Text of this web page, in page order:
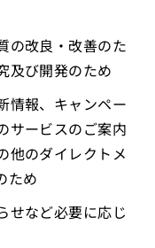
の改良・改善のた
及び開発のため
情報、キャンペー
サービスのご案内
他のダイレクトメ
ため
せなど必要に応じ